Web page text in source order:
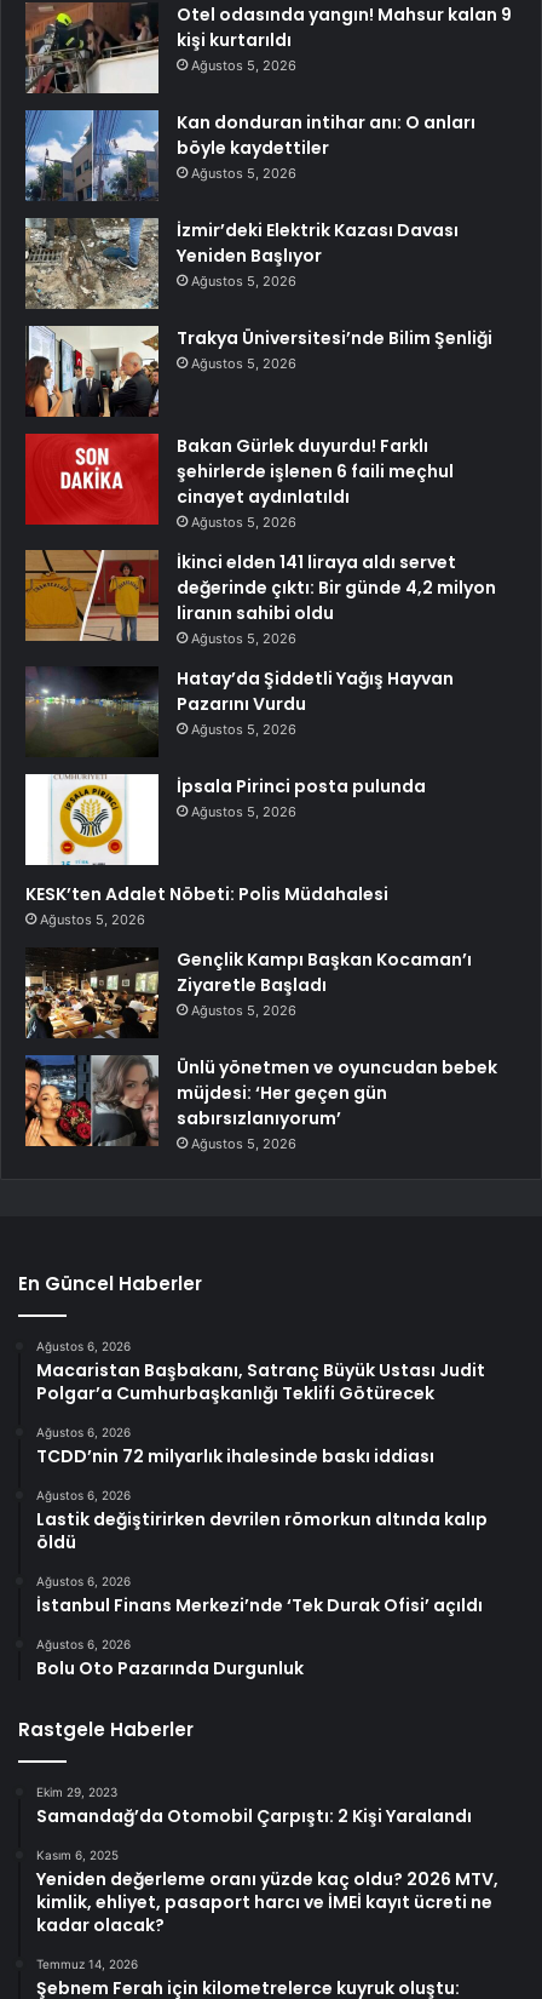
Otel odasında yangın! Mahsur kalan 9
kişi kurtarıldı
Ağustos 5, 2026
Kan donduran intihar anı: O anları
böyle kaydettiler
Ağustos 5, 2026
İzmir’deki Elektrik Kazası Davası
Yeniden Başlıyor
Ağustos 5, 2026
Trakya Üniversitesi’nde Bilim Şenliği
Ağustos 5, 2026
Bakan Gürlek duyurdu! Farklı
şehirlerde işlenen 6 faili meçhul
cinayet aydınlatıldı
Ağustos 5, 2026
İkinci elden 141 liraya aldı servet
değerinde çıktı: Bir günde 4,2 milyon
liranın sahibi oldu
Ağustos 5, 2026
Hatay’da Şiddetli Yağış Hayvan
Pazarını Vurdu
Ağustos 5, 2026
İpsala Pirinci posta pulunda
Ağustos 5, 2026
KESK’ten Adalet Nöbeti: Polis Müdahalesi
Ağustos 5, 2026
Gençlik Kampı Başkan Kocaman’ı
Ziyaretle Başladı
Ağustos 5, 2026
Ünlü yönetmen ve oyuncudan bebek
müjdesi: ‘Her geçen gün
sabırsızlanıyorum’
Ağustos 5, 2026
En Güncel Haberler
Ağustos 6, 2026
Macaristan Başbakanı, Satranç Büyük Ustası Judit
Polgar’a Cumhurbaşkanlığı Teklifi Götürecek
Ağustos 6, 2026
TCDD’nin 72 milyarlık ihalesinde baskı iddiası
Ağustos 6, 2026
Lastik değiştirirken devrilen römorkun altında kalıp
öldü
Ağustos 6, 2026
İstanbul Finans Merkezi’nde ‘Tek Durak Ofisi’ açıldı
Ağustos 6, 2026
Bolu Oto Pazarında Durgunluk
Rastgele Haberler
Ekim 29, 2023
Samandağ’da Otomobil Çarpıştı: 2 Kişi Yaralandı
Kasım 6, 2025
Yeniden değerleme oranı yüzde kaç oldu? 2026 MTV,
kimlik, ehliyet, pasaport harcı ve İMEİ kayıt ücreti ne
kadar olacak?
Temmuz 14, 2026
Şebnem Ferah için kilometrelerce kuyruk oluştu: